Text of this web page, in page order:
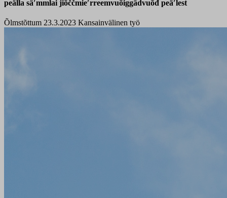
peälla säʹmmlai jiõččmieʹrreemvuõiggâdvuõđ peäʹlest
Õlmstõttum 23.3.2023 Kansainvälinen työ